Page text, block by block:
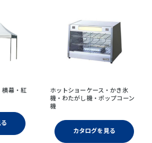
横幕・紅
ホットショーケース・かき氷
機・わたがし機・ポップコーン
機
カタログを見る